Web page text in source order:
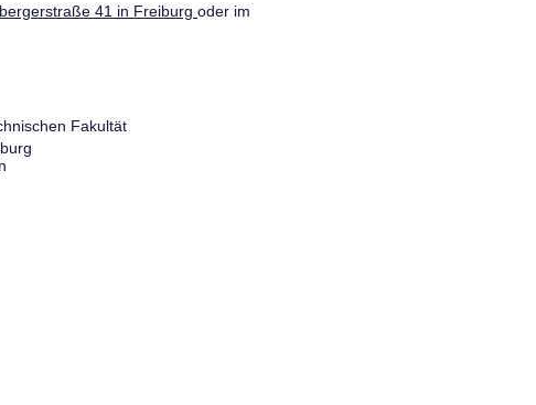
41 in Freiburg oder im
Fakultät